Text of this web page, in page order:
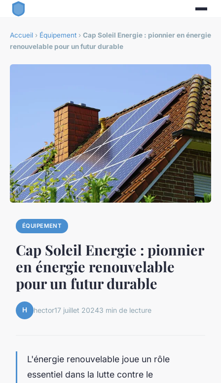
Accueil › Équipement › Cap Soleil Energie : pionnier en énergie
renouvelable pour un futur durable
ÉQUIPEMENT
Cap Soleil Energie : pionnier
en énergie renouvelable
pour un futur durable
H hector17 juillet 20243 min de lecture
L'énergie renouvelable joue un rôle
essentiel dans la lutte contre le